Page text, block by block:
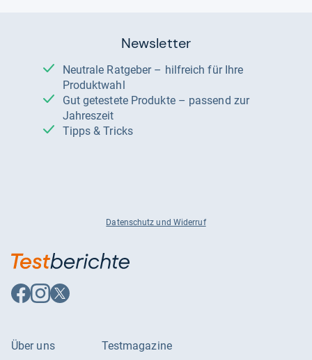
Newsletter
Neutrale Ratgeber – hilfreich für Ihre
Produktwahl
Gut getestete Produkte – passend zur
Jahreszeit
Tipps & Tricks
Datenschutz und Widerruf
Auf
Facebook
Auf
Instagram
Auf
X
Über uns
Testmagazine